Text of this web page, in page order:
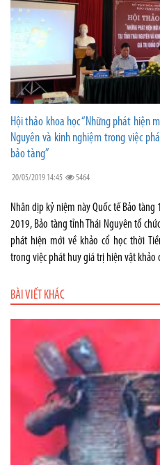
Hội thảo khoa học “Những phát hiện
Nguyên và kinh nghiệm trong việc
bảo tàng”
20/05/2019 14:45 5464
Nhân dịp kỷ niệm này Quốc tế Bảo
2019, Bảo tàng tỉnh Thái Nguyên tổ
phát hiện mới về khảo cổ học thời
trong việc phát huy giá trị hiện vật khảo
BÀI VIẾT KHÁC